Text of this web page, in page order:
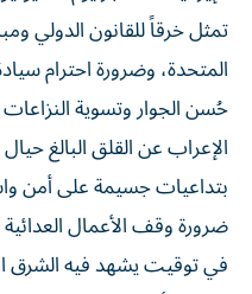
تمثل خرقاً للقانون الدولي
المتحدة، وضرورة احترام
حُسن الجوار وتسوية
الإعراب عن القلق البالغ
بتداعيات جسيمة على أمن
ضرورة وقف الأعمال العدائية
في توقيت يشهد فيه الشرق